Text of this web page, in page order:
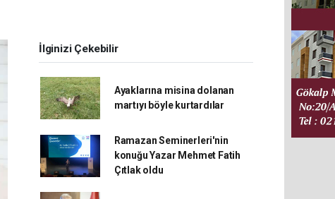
İlginizi Çekebilir
Ayaklarına misina dolanan
martıyı böyle kurtardılar
Ramazan Seminerleri'nin
konuğu Yazar Mehmet Fatih
Çıtlak oldu